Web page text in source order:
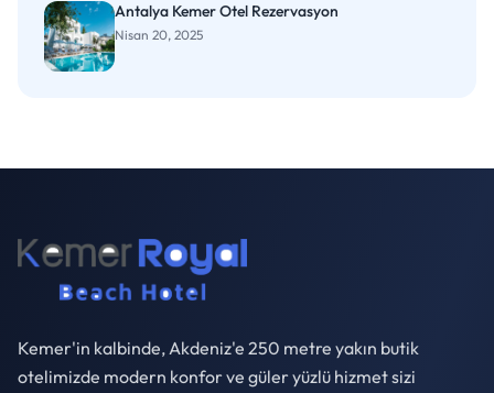
Antalya Kemer Otel Rezervasyon
Nisan 20, 2025
Kemer'in kalbinde, Akdeniz'e 250 metre yakın butik
otelimizde modern konfor ve güler yüzlü hizmet sizi